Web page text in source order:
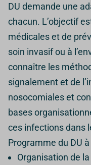
DU demande une
chacun. L’objectif
médicales et de
soin invasif ou à
connaître les
signalement et de
nosocomiales et
bases
ces infections dans
Programme du DU à
Organisation de